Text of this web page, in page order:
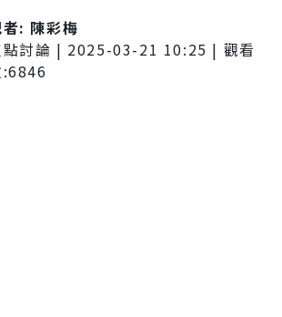
: 陳彩梅
討論 | 2025-03-21 10:25 | 觀看
:6846